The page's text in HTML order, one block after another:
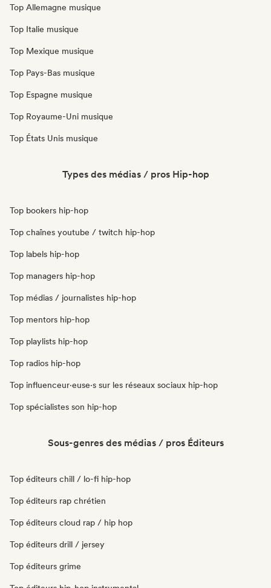
Top Allemagne musique
Top Italie musique
Top Mexique musique
Top Pays-Bas musique
Top Espagne musique
Top Royaume-Uni musique
Top États Unis musique
Types des médias / pros Hip-hop
Top bookers hip-hop
Top chaînes youtube / twitch hip-hop
Top labels hip-hop
Top managers hip-hop
Top médias / journalistes hip-hop
Top mentors hip-hop
Top playlists hip-hop
Top radios hip-hop
Top influenceur·euse·s sur les réseaux sociaux hip-hop
Top spécialistes son hip-hop
Sous-genres des médias / pros Éditeurs
Top éditeurs chill / lo-fi hip-hop
Top éditeurs rap chrétien
Top éditeurs cloud rap / hip hop
Top éditeurs drill / jersey
Top éditeurs grime